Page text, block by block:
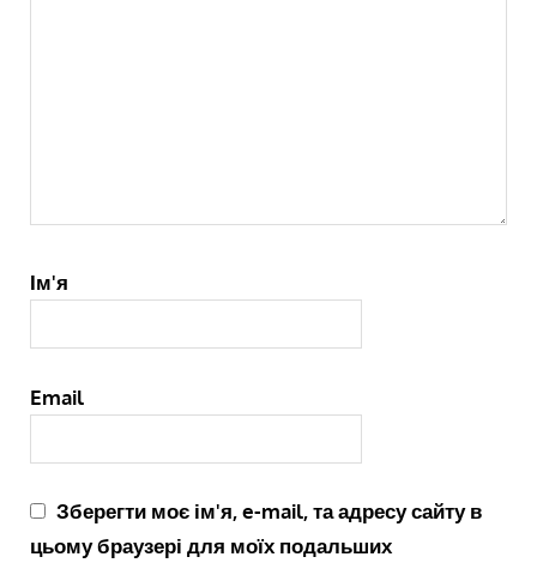
Ім'я
Email
Зберегти моє ім'я, e-mail, та адресу сайту в
цьому браузері для моїх подальших